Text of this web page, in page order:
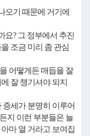
오기 때문에 거기에
요? 그 정부에서 추진
조금 미리 좀 관심
어떻게든 매듭을 잘
잘 챙기셔야 되지
세가 분명히 이루어
지 이런 부분들은 늘
마 열 거라고 보여집